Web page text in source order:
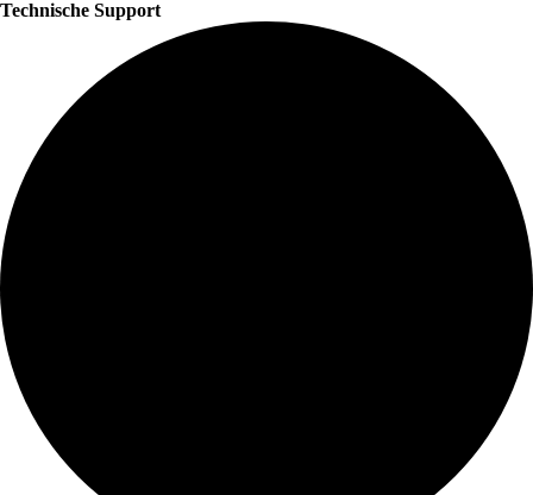
Technische Support